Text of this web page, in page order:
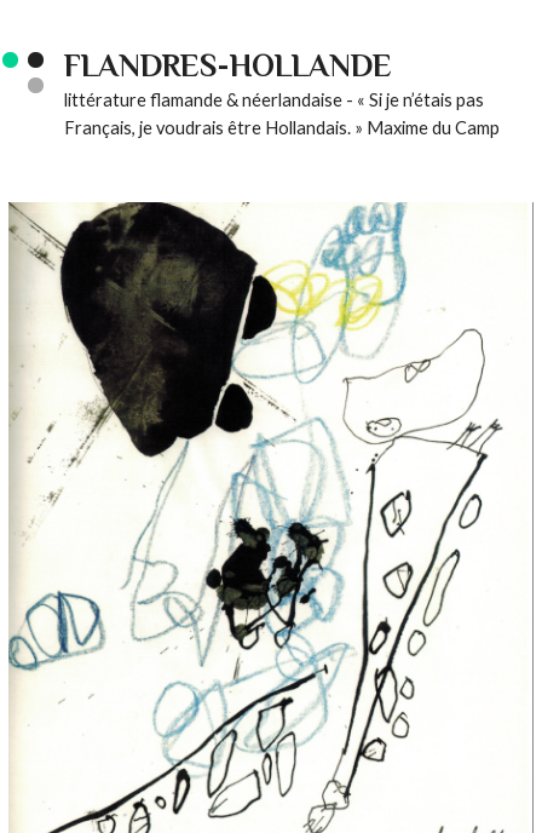
FLANDRES-HOLLANDE
littérature flamande & néerlandaise - « Si je n’étais pas
Français, je voudrais être Hollandais. » Maxime du Camp